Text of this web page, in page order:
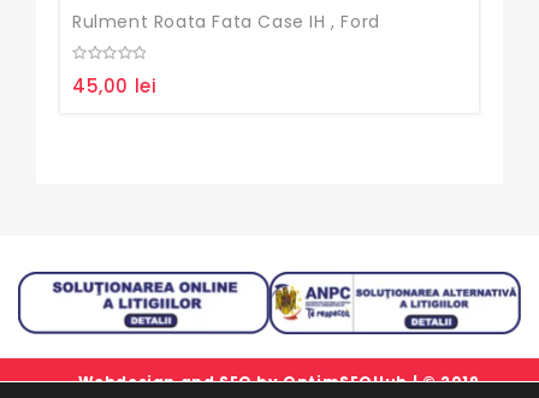
Rulment Roata Fata Case IH , Ford
out
45,00 lei
Webdesign and SEO byOptimSEOHub| © 2019